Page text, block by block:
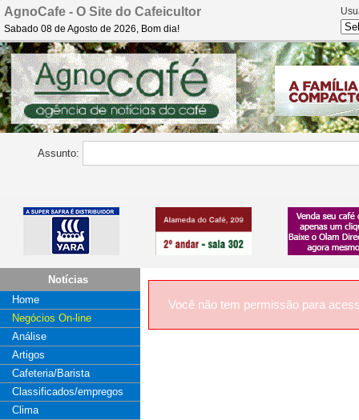
AgnoCafe - O Site do Cafeicultor
Sabado 08 de Agosto de 2026, Bom dia!
Assunto:
Notícias
Home
Negócios On-line
Análise
Artigos
Cafeteria/Barista
Classificados/empregos
Clima
Você não tem permissão para